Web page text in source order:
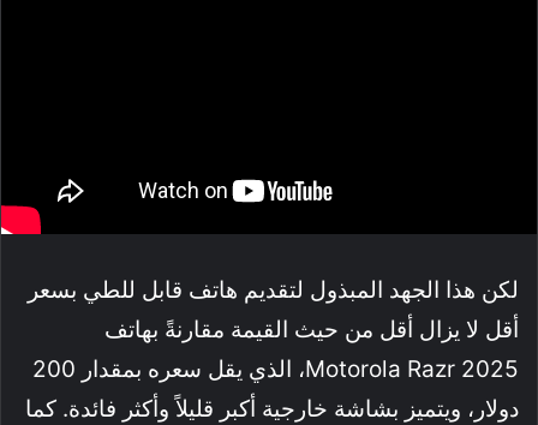
لكن هذا الجهد المبذول لتقديم هاتف قابل للطي بسعر
أقل لا يزال أقل من حيث القيمة مقارنةً بهاتف
Motorola Razr 2025، الذي يقل سعره بمقدار 200
دولار، ويتميز بشاشة خارجية أكبر قليلاً وأكثر فائدة. كما